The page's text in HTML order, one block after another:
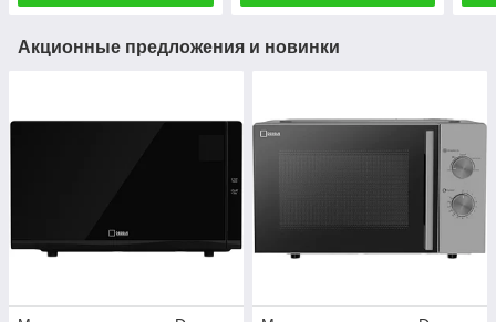
Акционные предложения и новинки